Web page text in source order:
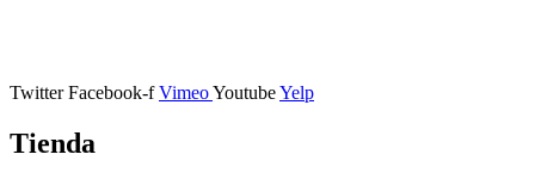
Twitter Facebook-f VimeoYoutubeYelp
Tienda